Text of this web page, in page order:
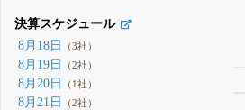
決算スケジュール
8月18日
（3社）
8月19日 （2社）
8月20日 （1社）
8月21日 （2社）